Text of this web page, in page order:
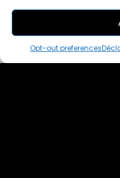
Opt-out preferences